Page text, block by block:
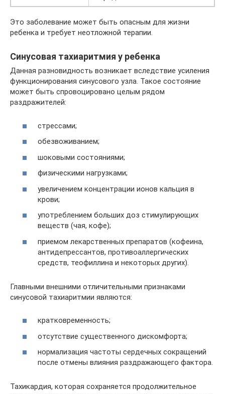
Это заболевание может быть опасным для жизни
ребенка и требует неотложной терапии.
Синусовая тахиаритмия у ребенка
Данная разновидность возникает вследствие усиления
функционирования синусового узла. Такое состояние
может быть спровоцировано целым рядом
раздражителей:
стрессами;
обезвоживанием;
шоковыми состояниями;
физическими нагрузками;
увеличением концентрации ионов кальция в
крови;
употреблением больших доз стимулирующих
веществ (чая, кофе);
приемом лекарственных препаратов (кофеина,
антидепрессантов, противоаллергических
средств, теофиллина и некоторых других).
Главными внешними отличительными признаками
синусовой тахиаритмии являются:
кратковременность;
отсутствие существенного дискомфорта;
нормализация частоты сердечных сокращений
после отмены влияния раздражающего фактора.
Тахикардия, которая сохраняется продолжительное